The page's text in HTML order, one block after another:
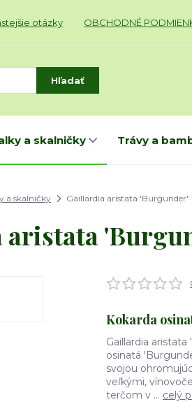
otázky OBCHODNÉ
Hľadať
a skalničky Trávy a
a skalničky Gaillardia aristata 'Burgunder'
aristata
Kokarda
Gaillardia
osinatá
svojou
veľkými,
terčom v ... celý